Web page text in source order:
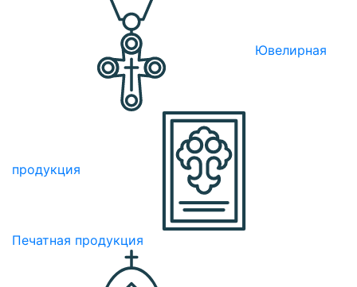
Ювелирная
продукция
Печатная продукция